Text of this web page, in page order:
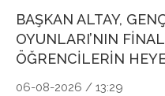
BAŞKAN ALTAY,
OYUNLARI’NIN
ÖĞRENCİLERİN
06-08-2026 / 13:29